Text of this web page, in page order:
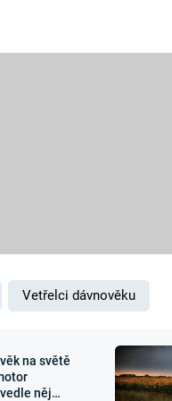
Zajímavosti
Vetřelci dávnověku
na světě
něj